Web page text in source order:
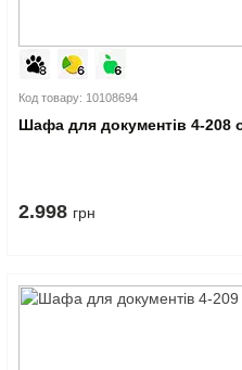
Код товару: 10108694
Шафа для документів 4-208
2.998 грн